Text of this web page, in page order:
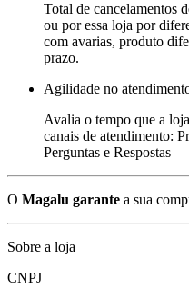
Total de cancelamentos
ou por essa loja por
com avarias, produto
prazo.
Agilidade no
Avalia o tempo que a
canais de atendimento:
Perguntas e Respostas
O Magalu garante a sua
Sobre a loja
CNPJ